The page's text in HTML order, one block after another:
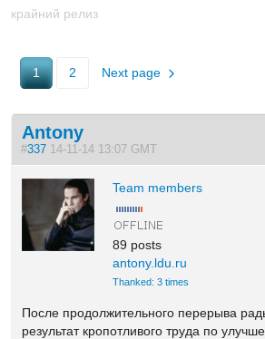
крайний релиз
1 2 Next page
Antony
#337 14-11-14 13:07 GMT
Team members
89 posts
antony.ldu.ru
Thanked: 3 times
После продолжительного перерыва
результат кропотливого труда по